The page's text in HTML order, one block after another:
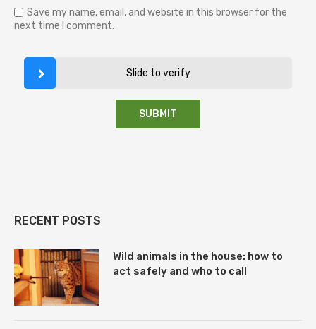
Save my name, email, and website in this browser for the
next time I comment.
Slide to verify
RECENT POSTS
Wild animals in the house: how to
act safely and who to call